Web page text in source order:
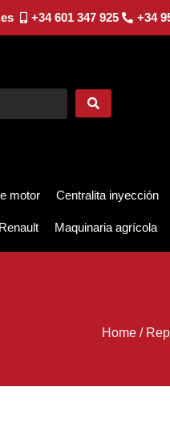
+34 601 347 925 +34
motor Centralita inyección
Maquinaria agrícola
Home/